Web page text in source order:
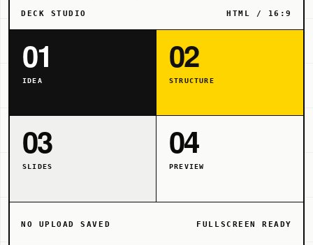
DECK STUDIO HTML / 16:9
01
IDEA
02
STRUCTURE
03
SLIDES
04
PREVIEW
NO UPLOAD SAVED FULLSCREEN READY